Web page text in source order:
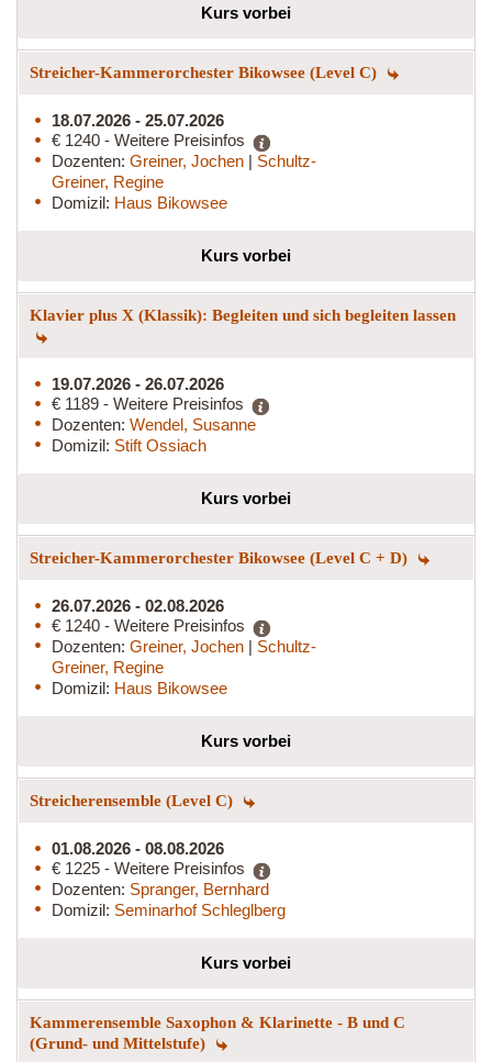
Kurs vorbei
Streicher-Kammerorchester Bikowsee (Level C)
18.07.2026 - 25.07.2026
€ 1240 - Weitere Preisinfos
Dozenten: Greiner, Jochen | Schultz-
Greiner, Regine
Domizil: Haus Bikowsee
Kurs vorbei
Klavier plus X (Klassik): Begleiten und sich begleiten lassen
19.07.2026 - 26.07.2026
€ 1189 - Weitere Preisinfos
Dozenten: Wendel, Susanne
Domizil: Stift Ossiach
Kurs vorbei
Streicher-Kammerorchester Bikowsee (Level C + D)
26.07.2026 - 02.08.2026
€ 1240 - Weitere Preisinfos
Dozenten: Greiner, Jochen | Schultz-
Greiner, Regine
Domizil: Haus Bikowsee
Kurs vorbei
Streicherensemble (Level C)
01.08.2026 - 08.08.2026
€ 1225 - Weitere Preisinfos
Dozenten: Spranger, Bernhard
Domizil: Seminarhof Schleglberg
Kurs vorbei
Kammerensemble Saxophon & Klarinette - B und C
(Grund- und Mittelstufe)